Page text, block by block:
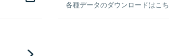
各種データのダウンロードはこ